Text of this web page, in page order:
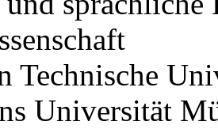
Technische
Universität